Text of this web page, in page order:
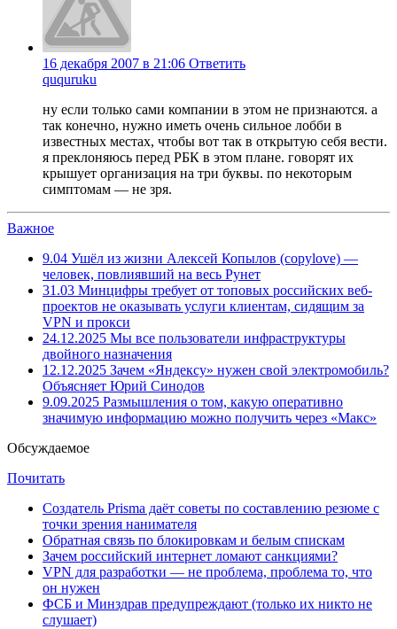
16 декабря 2007 в 21:06 Ответить
ququruku
ну если только сами компании в этом не признаются. а
так конечно, нужно иметь очень сильное лобби в
известных местах, чтобы вот так в открытую себя вести.
я преклоняюсь перед РБК в этом плане. говорят их
крышует организация на три буквы. по некоторым
симптомам — не зря.
Важное
9.04 Ушёл из жизни Алексей Копылов (copylove) —
человек, повлиявший на весь Рунет
31.03 Минцифры требует от топовых российских веб-
проектов не оказывать услуги клиентам, сидящим за
VPN и прокси
24.12.2025 Мы все пользователи инфраструктуры
двойного назначения
12.12.2025 Зачем «Яндексу» нужен свой электромобиль?
Объясняет Юрий Синодов
9.09.2025 Размышления о том, какую оперативно
значимую информацию можно получить через «Макс»
Обсуждаемое
Почитать
Создатель Prisma даёт советы по составлению резюме с
точки зрения нанимателя
Обратная связь по блокировкам и белым спискам
Зачем российский интернет ломают санкциями?
VPN для разработки — не проблема, проблема то, что
он нужен
ФСБ и Минздрав предупреждают (только их никто не
слушает)